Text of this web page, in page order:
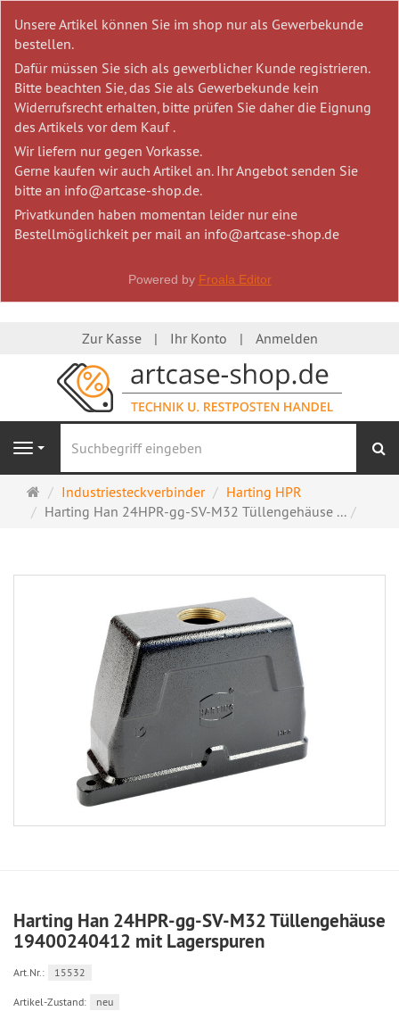
Unsere Artikel können Sie im shop nur als Gewerbekunde
bestellen.
Dafür müssen Sie sich als gewerblicher Kunde registrieren.
Bitte beachten Sie, das Sie als Gewerbekunde kein
Widerrufsrecht erhalten, bitte prüfen Sie daher die Eignung
des Artikels vor dem Kauf .
Wir liefern nur gegen Vorkasse.
Gerne kaufen wir auch Artikel an. Ihr Angebot senden Sie
bitte an info@artcase-shop.de.
Privatkunden haben momentan leider nur eine
Bestellmöglichkeit per mail an info@artcase-shop.de
Powered by Froala Editor
Zur Kasse Ihr Konto Anmelden
Navigation
Startseite
Industriesteckverbinder
Harting HPR
Harting Han 24HPR-gg-SV-M32 Tüllengehäuse ...
Harting Han 24HPR-gg-SV-M32 Tüllengehäuse
19400240412 mit Lagerspuren
Art.Nr.: 15532
Artikel-Zustand: neu